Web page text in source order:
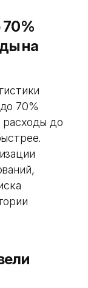
70%
на
70%
расходы до